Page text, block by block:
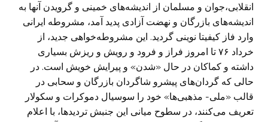
انقلابی،جوان و مسلمان از اندیشه‌های خمینی و گرویدن آنها به
اندیشه‌های بازرگان و نهضت آزادی پدید آمد، مشروطه ایرانی
وارد فاز کیفیتا نوینی گردید. این مشروطه‌خواهی جدید، از
خرداد ۷۶ تا امروز فراز و فرود و رویش و ریزش بسیاری
داشته و کماکان در حال «شدن» و پیرایش خویش است. در
حالی که گردان‌های پیشرو شاگردان بازرگان و سحابی در
قالب «ملی- مذهبی‌ها» خود را سوسیال دموکرات و سکولار
تعریف می‌کنند، در سطوح میانی این جنبش تردید‌ها، با اعلام